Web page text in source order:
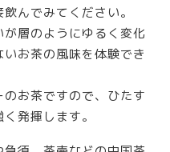
んでみてください。
層のようにゆるく変化
お茶の風味を体験でき
お茶ですので、ひたす
発揮します。